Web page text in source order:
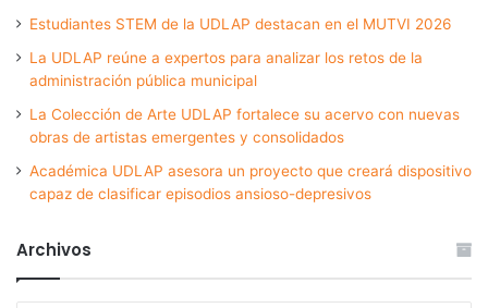
Estudiantes STEM de la UDLAP destacan en el MUTVI 2026
La UDLAP reúne a expertos para analizar los retos de la
administración pública municipal
La Colección de Arte UDLAP fortalece su acervo con nuevas
obras de artistas emergentes y consolidados
Académica UDLAP asesora un proyecto que creará dispositivo
capaz de clasificar episodios ansioso-depresivos
Archivos